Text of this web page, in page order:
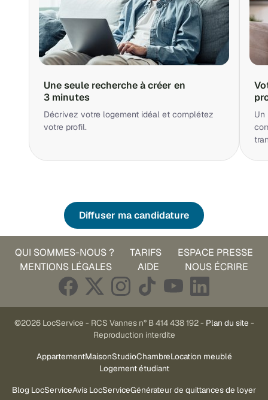
Une seule recherche à créer en
3 minutes
Décrivez votre logement idéal et complétez
votre profil.
Un
Diffuser ma candidature
QUI SOMMES-NOUS ? TARIFS
ESPACE PRESSE
MENTIONS LÉGALES
AIDE NOUS ÉCRIRE
©2026 LocService - RCS Vannes n° B 414 438 192 - Plan du site -
Reproduction interdite
AppartementMaisonStudioChambreLocation meublé
Logement étudiant
Blog LocServiceAvis LocServiceGénérateur de quittances de loyer